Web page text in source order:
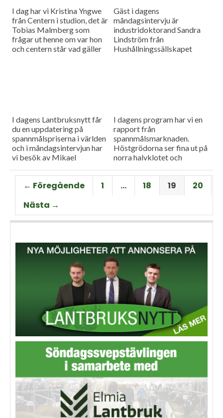
I dag har vi Kristina Yngwe
från Centern i studion, det är
Tobias Malmberg som
frågar ut henne om var hon
och centern står vad gäller
Gäst i dagens
måndagsintervju är
industridoktorand Sandra
Lindström från
Hushållningssällskapet
I dagens Lantbruksnytt får
du en uppdatering på
spannmålspriserna i världen
och i måndagsintervjun har
vi besök av Mikael
Lantmännen.
I dagens program har vi en
rapport från
spannmålsmarknaden.
Höstgrödorna ser fina ut på
norra halvklotet och
Gäst i vår måndagsintervju
är Torbjörn Lithell från HK
Scan som berättar om
slakteribranchens
utmaningar framöver.
← Föregående 1 … 18 19
20
Nästa →